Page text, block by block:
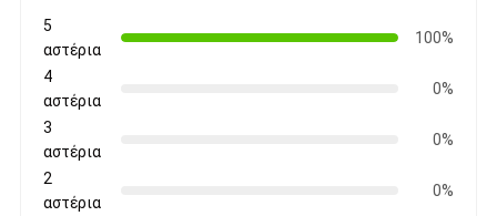
5
αστέρια
100%
4
αστέρια
0%
3
αστέρια
0%
2
αστέρια
0%